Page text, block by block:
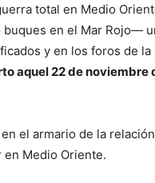
total en Medio
buques en el Mar Rojo—
y en los foros de la
aquel 22 de noviembre
el armario de la
en Medio Oriente.